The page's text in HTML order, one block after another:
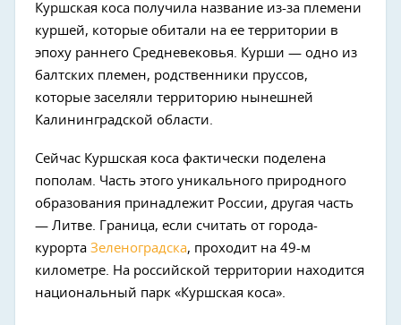
Куршская коса получила название из-за племени
куршей, которые обитали на ее территории в
эпоху раннего Средневековья. Курши — одно из
балтских племен, родственники пруссов,
которые заселяли территорию нынешней
Калининградской области.
Сейчас Куршская коса фактически поделена
пополам. Часть этого уникального природного
образования принадлежит России, другая часть
— Литве. Граница, если считать от города-
курорта Зеленоградска, проходит на 49-м
километре. На российской территории находится
национальный парк «Куршская коса».